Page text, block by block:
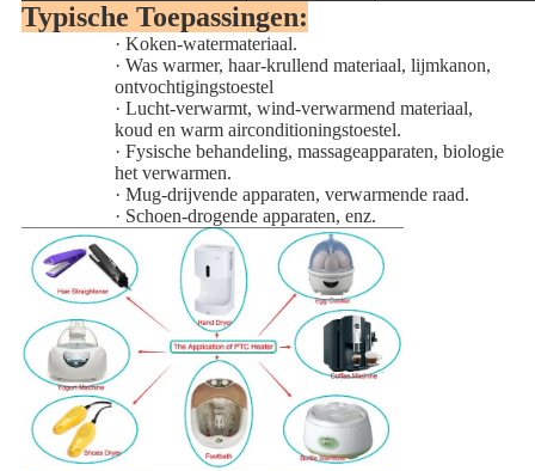
Typische Toepassingen:
· Koken-watermateriaal.
· Was warmer, haar-krullend materiaal, lijmkanon,
ontvochtigingstoestel
· Lucht-verwarmt, wind-verwarmend materiaal,
koud en warm airconditioningstoestel.
· Fysische behandeling, massageapparaten, biologie
het verwarmen.
· Mug-drijvende apparaten, verwarmende raad.
· Schoen-drogende apparaten, enz.